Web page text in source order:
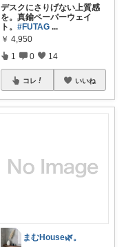
デスクにさりげない上質感
を。真鍮ペーパーウェイ
ト。#FUTAG ...
￥ 4,950
1 0 14
コレ いいね
まむHouse🌿。